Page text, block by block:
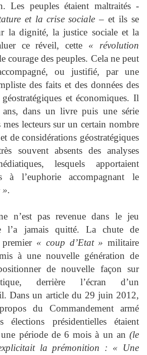
Les peuples étaient maltraités -
et la crise sociale – et ils se
la dignité, la justice sociale et la
ce réveil, cette « révolution
courage des peuples. Cela ne peut
ou justifié, par une
des faits et des données des
et économiques. Il
dans un livre puis une série
mes lecteurs sur un certain nombre
de considérations géostratégiques
souvent absents des analyses
lesquels apportaient
à l’euphorie accompagnant le
».
n’est pas revenue dans le jeu
l’a jamais quitté. La chute de
« coup d’Etat » militaire
à une nouvelle génération de
de nouvelle façon sur
derrière l’écran d’un
Dans un article du 29 juin 2012,
du Commandement armé
élections présidentielles étaient
période de 6 mois à un an (le
la prémonition : « Une